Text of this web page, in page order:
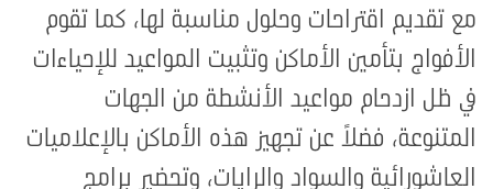
مع تقديم اقتراحات وحلول مناسبة لها، كما تقوم
الأفواج بتأمين الأماكن وتثبيت المواعيد للإحياءات
في ظل ازدحام مواعيد الأنشطة من الجهات
المتنوعة، فضلاً عن تجهيز هذه الأماكن بالإعلاميات
العاشورائية والسواد والرايات، وتحضير برامج